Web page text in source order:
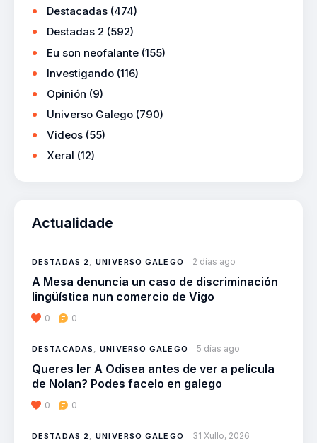
Destacadas (474)
Destadas 2 (592)
Eu son neofalante (155)
Investigando (116)
Opinión (9)
Universo Galego (790)
Videos (55)
Xeral (12)
Actualidade
DESTADAS 2,UNIVERSO GALEGO 2 días ago
A Mesa denuncia un caso de discriminación
lingüística nun comercio de Vigo
0 0
DESTACADAS ,UNIVERSO GALEGO 5 días ago
Queres ler A Odisea antes de ver a película
de Nolan? Podes facelo en galego
0 0
DESTADAS 2,UNIVERSO GALEGO 31 Xullo, 2026